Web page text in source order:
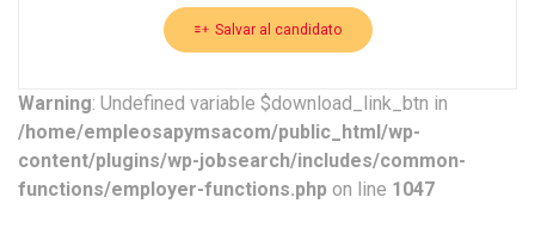
Salvar al candidato
Warning: Undefined variable $download_link_btn in
/home/empleosapymsacom/public_html/wp-
content/plugins/wp-jobsearch/includes/common-
functions/employer-functions.php on line 1047